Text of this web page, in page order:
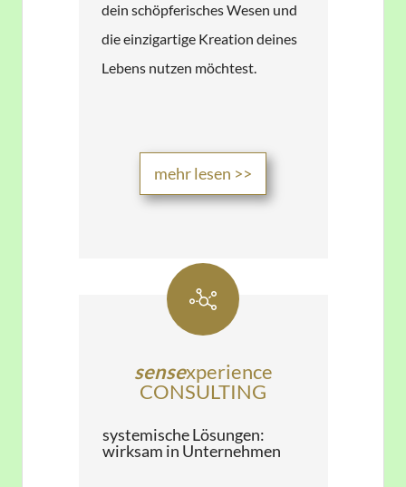
dein schöpferisches Wesen und
die einzigartige Kreation deines
Lebens nutzen möchtest.​
​mehr lesen >>
​sensexperience
​CONSULT​​ING
​systemische Lösungen:
wirksam in Unternehmen​